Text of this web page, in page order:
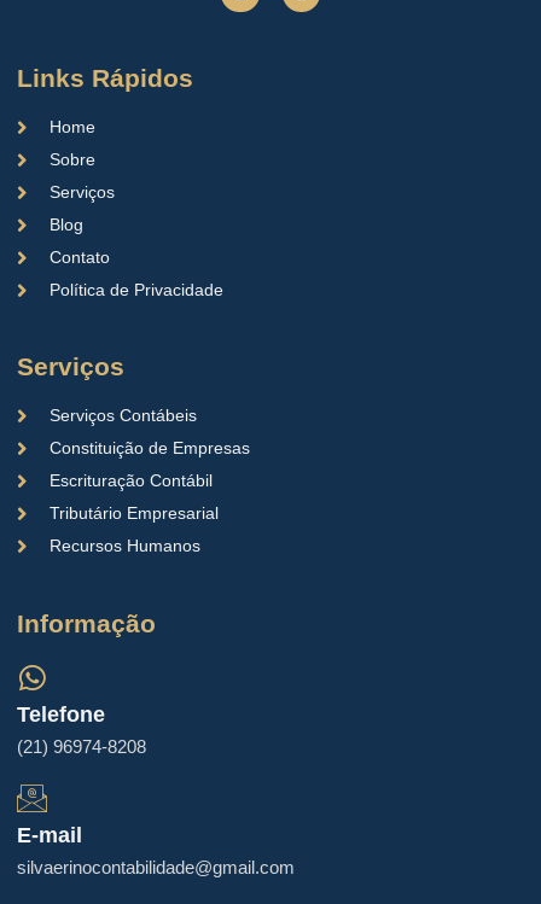
Links Rápidos
Home
Sobre
Serviços
Blog
Contato
Política de Privacidade
Serviços
Serviços Contábeis
Constituição de Empresas
Escrituração Contábil
Tributário Empresarial
Recursos Humanos
Informação
Telefone
(21) 96974-8208
E-mail
silvaerinocontabilidade@gmail.com